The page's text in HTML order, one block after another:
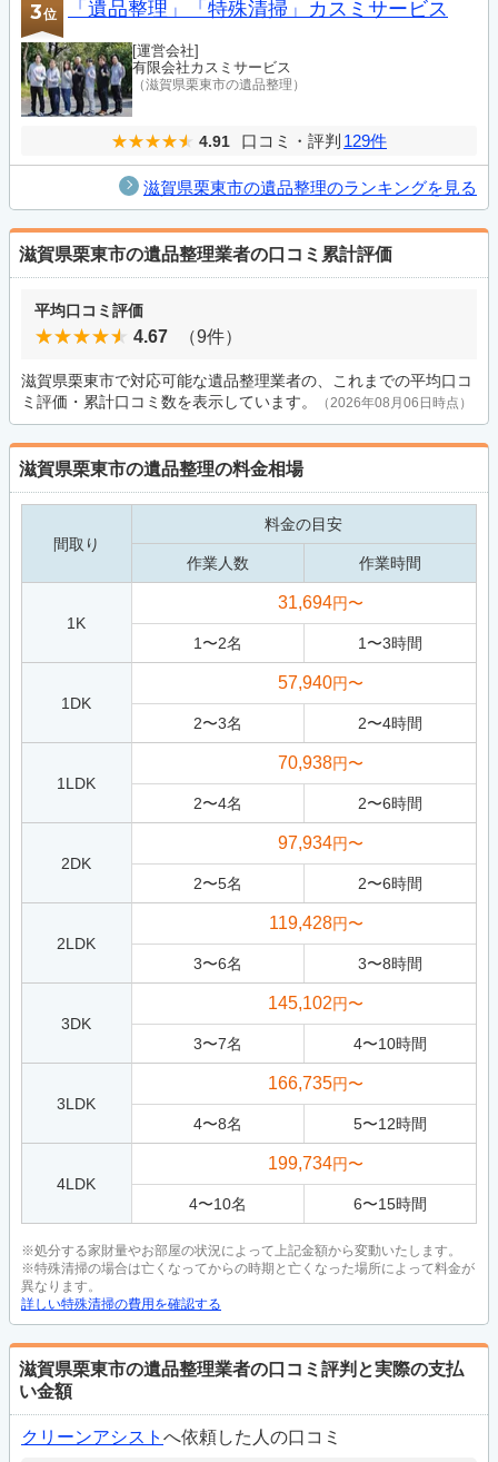
3位 「遺品整理」「特殊清掃」カスミサービス
[運営会社]
有限会社カスミサービス
（滋賀県栗東市の遺品整理）
4.91 口コミ・評判 129件
滋賀県栗東市の遺品整理のランキングを見る
滋賀県栗東市の遺品整理業者の口コミ累計評価
平均口コミ評価
4.67 （9件）
滋賀県栗東市で対応可能な遺品整理業者の、これまでの平均口コ
ミ評価・累計口コミ数を表示しています。
（2026年08月06日時点）
滋賀県栗東市の遺品整理の料金相場
間取り
料金の目安
作業人数 作業時間
1K
31,694円〜
1〜2名 1〜3時間
1DK
57,940円〜
2〜3名 2〜4時間
1LDK
70,938円〜
2〜4名 2〜6時間
2DK
97,934円〜
2〜5名 2〜6時間
2LDK
119,428円〜
3〜6名 3〜8時間
3DK
145,102円〜
3〜7名 4〜10時間
3LDK
166,735円〜
4〜8名 5〜12時間
4LDK
199,734円〜
4〜10名 6〜15時間
※処分する家財量やお部屋の状況によって上記金額から変動いたします。
※特殊清掃の場合は亡くなってからの時期と亡くなった場所によって料金が
異なります。
詳しい特殊清掃の費用を確認する
滋賀県栗東市の遺品整理業者の口コミ評判と実際の支払
い金額
クリーンアシスト へ依頼した人の口コミ